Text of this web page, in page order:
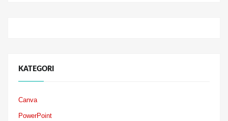
KATEGORI
Canva
PowerPoint